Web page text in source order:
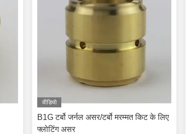
वीडियो
B1G टर्बो जर्नल असर/टर्बो मरम्मत किट के लिए
फ्लोटिंग असर